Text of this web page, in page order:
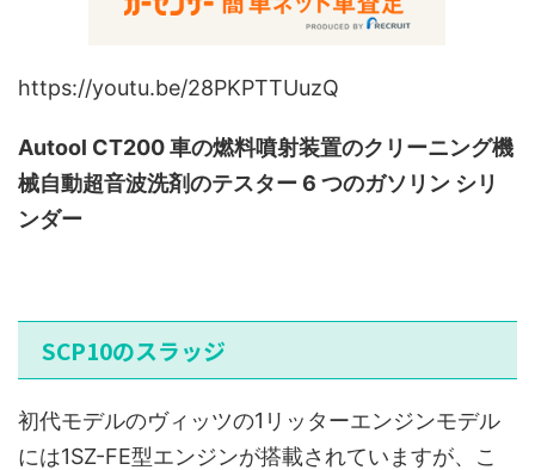
https://youtu.be/28PKPTTUuzQ
Autool CT200 車の燃料噴射装置のクリーニング機
械自動超音波洗剤のテスター 6 つのガソリン シリ
ンダー
SCP10のスラッジ
初代モデルのヴィッツの1リッターエンジンモデル
には1SZ-FE型エンジンが搭載されていますが、こ